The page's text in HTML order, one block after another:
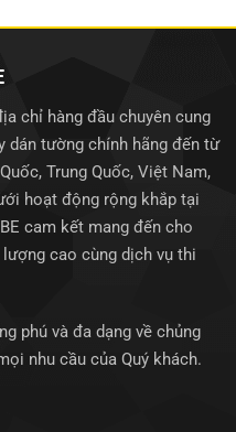
chỉ hàng đầu chuyên cung
dán tường chính hãng đến từ
Trung Quốc, Việt Nam,
hoạt động rộng khắp tại
cam kết mang đến cho
cao cùng dịch vụ thi
phú và đa dạng về chủng
nhu cầu của Quý khách.